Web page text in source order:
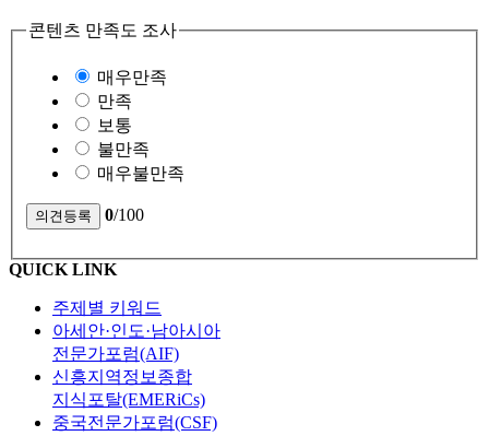
콘텐츠 만족도 조사
매우만족
만족
보통
불만족
매우불만족
0/100
QUICK LINK
주제별 키워드
아세안·인도·남아시아
전문가포럼(AIF)
신흥지역정보종합
지식포탈(EMERiCs)
중국전문가포럼(CSF)